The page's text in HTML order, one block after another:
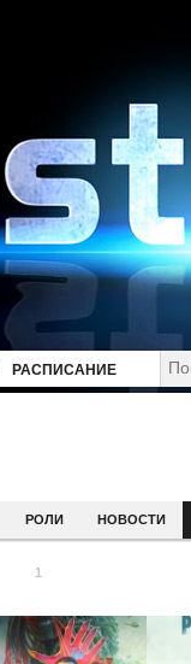
РАСПИСАНИЕ
РОЛИ НОВОСТИ
1